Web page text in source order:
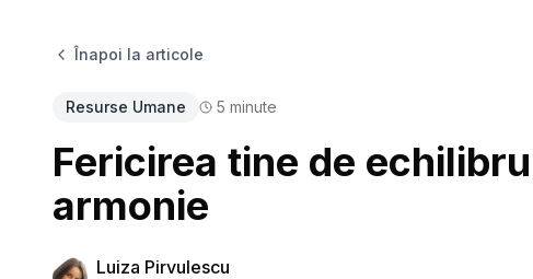
Înapoi la articole
Resurse Umane 5 minute
Fericirea tine de
armonie
Luiza Pirvulescu